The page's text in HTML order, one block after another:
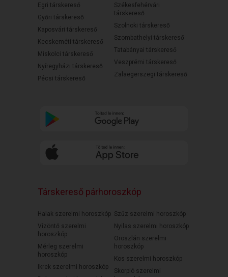
Egri társkereső
Győri társkereső
Kaposvári társkereső
Kecskeméti társkereső
Miskolci társkereső
Nyíregyházi társkereső
Pécsi társkereső
Székesfehérvári
társkereső
Szolnoki társkereső
Szombathelyi társkereső
Tatabányai társkereső
Veszprémi társkereső
Zalaegerszegi társkereső
Társkereső párhoroszkóp
Halak szerelmi horoszkóp
Vízöntő szerelmi
horoszkóp
Mérleg szerelmi
horoszkóp
Ikrek szerelmi horoszkóp
Szűz szerelmi horoszkóp
Nyilas szerelmi horoszkóp
Oroszlán szerelmi
horoszkóp
Kos szerelmi horoszkóp
Skorpió szerelmi